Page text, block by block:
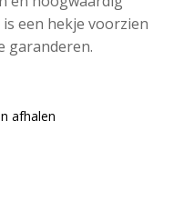
een hekje voorzien
garanderen.
afhalen